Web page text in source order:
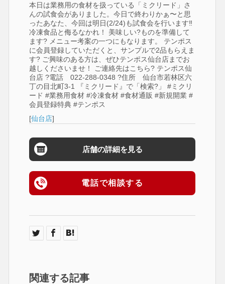
本日は業務用の食材を扱っている「ミクリード」さ
んの試食会がありました。今日で終わりかぁ〜と思
ったあなた、今回は明日(2/24)も試食会を行います‼️
冷凍食品と侮るなかれ！ 美味しい?ものを準備して
ます? メニュー考案の一つにもなります。 テンポス
に会員登録していただくと、サンプルで2品もらえま
す? ご興味のある方は、ぜひテンポス仙台店までお
越しくださいませ！ ご連絡先はこちら? テンポス仙
台店 ?電話 022-288-0348 ?住所 仙台市若林区六
丁の目北町3-1 『ミクリード』で「検索?」 #ミクリ
ード #業務用食材 #冷凍食材 #食材通販 #新規開業 #
会員登録特典 #テンポス
[仙台店]
店舗の詳細を見る
電話で相談する
関連する記事